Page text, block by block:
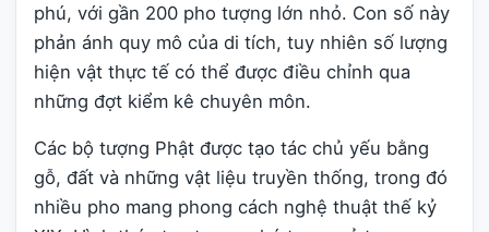
phú, với gần 200 pho tượng lớn nhỏ. Con số này
phản ánh quy mô của di tích, tuy nhiên số lượng
hiện vật thực tế có thể được điều chỉnh qua
những đợt kiểm kê chuyên môn.
Các bộ tượng Phật được tạo tác chủ yếu bằng
gỗ, đất và những vật liệu truyền thống, trong đó
nhiều pho mang phong cách nghệ thuật thế kỷ